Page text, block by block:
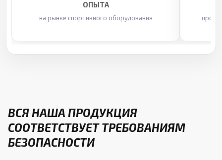
ОПЫТА
на рынке спортивного оборудования
ВСЯ НАША ПРОДУКЦИЯ
СООТВЕТСТВУЕТ ТРЕБОВАНИЯМ
БЕЗОПАСНОСТИ